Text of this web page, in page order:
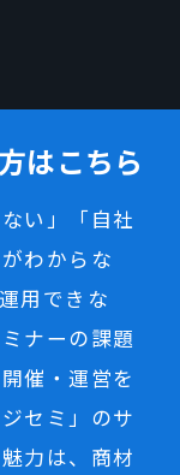
はこちら
い」「自社
わからな
用できな
ナーの課題
催・運営を
セミ」のサ
力は、商材